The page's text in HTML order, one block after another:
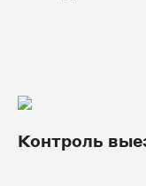
Контроль